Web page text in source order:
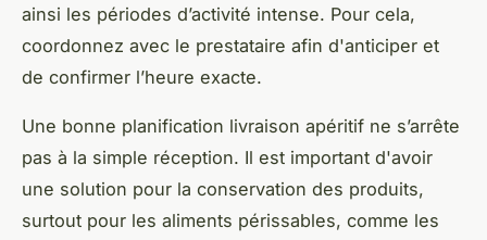
ainsi les périodes d’activité intense. Pour cela,
coordonnez avec le prestataire afin d'anticiper et
de confirmer l’heure exacte.
Une bonne planification livraison apéritif ne s’arrête
pas à la simple réception. Il est important d'avoir
une solution pour la conservation des produits,
surtout pour les aliments périssables, comme les